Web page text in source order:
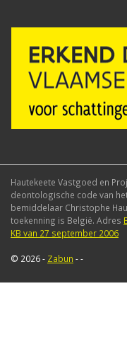
Hautekeete Vastgoed en
deontologische code van
bemiddelaar Christophe
toekenning is België. Adres
KB van 27 september 2006
© 2026 - Zabun --